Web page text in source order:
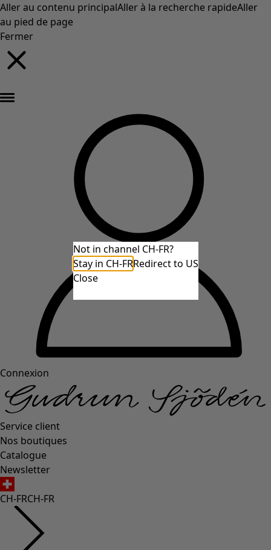
Aller au contenu principalAller à la recherche rapideAller
au pied de page
Fermer
Connexion
Service client
Nos boutiques
Catalogue
Newsletter
CH-FRCH-FR
Not in channel CH-FR?
Stay in CH-FRRedirect to US
Close